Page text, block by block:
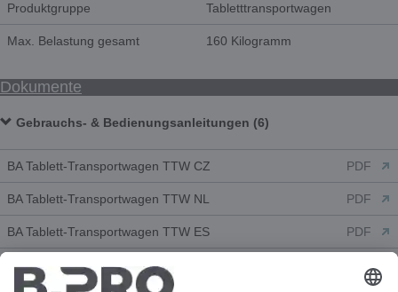
Produktgruppe Tabletttransportwagen
Max. Belastung gesamt 160 Kilogramm
Dokumente
Gebrauchs- & Bedienungsanleitungen (6)
BA Tablett-Transportwagen TTW CZ PDF
BA Tablett-Transportwagen TTW NL PDF
BA Tablett-Transportwagen TTW ES PDF
BA Tablett-Transportwagen TTW FR